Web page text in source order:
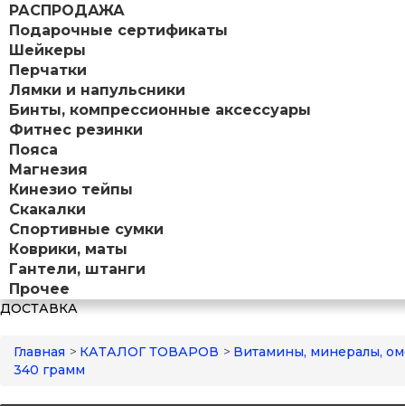
РАСПРОДАЖА
Подарочные сертификаты
Шейкеры
Перчатки
Лямки и напульсники
Бинты, компрессионные аксессуары
Фитнес резинки
Пояса
Магнезия
Кинезио тейпы
Скакалки
Спортивные сумки
Коврики, маты
Гантели, штанги
Прочее
ДОСТАВКА
Главная > КАТАЛОГ ТОВАРОВ > Витамины, минералы,
340 грамм